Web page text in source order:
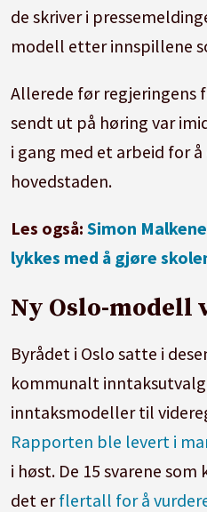
de skriver i
modell etter innspillene
Allerede før
sendt ut på høring var
i gang med et arbeid for
hovedstaden.
Les også:Simon
lykkes med å gjøre
Ny Oslo-modell
Byrådet i Oslo satte i
kommunalt
inntaksmodeller til
Rapporten ble levert i
i høst. De 15 svarene
det erflertall for å